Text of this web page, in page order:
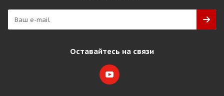
Оставайтесь на связи